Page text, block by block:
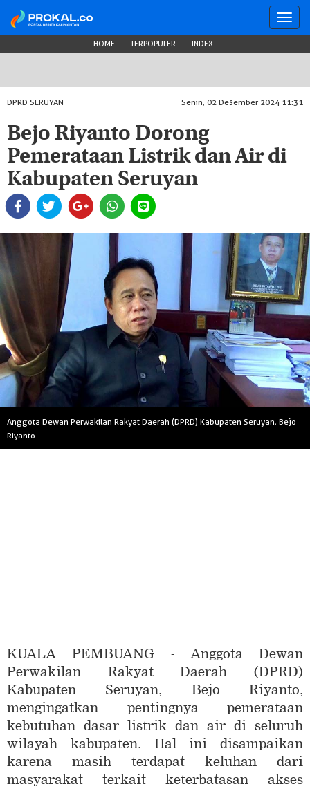
HOME TERPOPULER INDEX
DPRD SERUYAN Senin, 02 Desember 2024 11:31
Bejo Riyanto Dorong
Pemerataan Listrik dan Air di
Kabupaten Seruyan
Anggota Dewan Perwakilan Rakyat Daerah (DPRD) Kabupaten Seruyan, Bejo
Riyanto
KUALA PEMBUANG - Anggota Dewan
Perwakilan Rakyat Daerah (DPRD)
Kabupaten Seruyan, Bejo Riyanto,
mengingatkan pentingnya pemerataan
kebutuhan dasar listrik dan air di seluruh
wilayah kabupaten. Hal ini disampaikan
karena masih terdapat keluhan dari
masyarakat terkait keterbatasan akses